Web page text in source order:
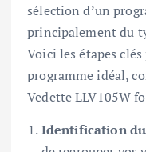
sélection d’un
principalement du
Voici les étapes
programme idéal,
Vedette LLV105W
Identification